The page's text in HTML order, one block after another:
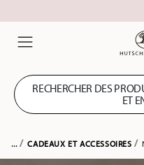
RECHERCHER DES
ET
... CADEAUX ET ACCESSOIRES